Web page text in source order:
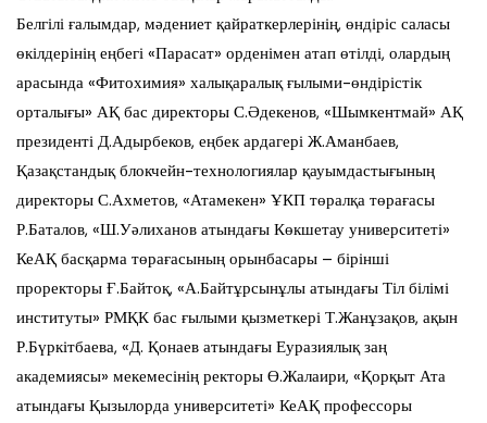
Белгілі ғалымдар, мәдениет қайраткерлерінің, өндіріс саласы
өкілдерінің еңбегі «Парасат» орденімен атап өтілді, олардың
арасында «Фитохимия» халықаралық ғылыми-өндірістік
орталығы» АҚ бас директоры С.Әдекенов, «Шымкентмай» АҚ
президенті Д.Адырбеков, еңбек ардагері Ж.Аманбаев,
Қазақстандық блокчейн-технологиялар қауымдастығының
директоры С.Ахметов, «Атамекен» ҰКП төралқа төрағасы
Р.Баталов, «Ш.Уәлиханов атындағы Көкшетау университеті»
КеАҚ басқарма төрағасының орынбасары – бірінші
проректоры Ғ.Байтоқ, «А.Байтұрсынұлы атындағы Тіл білімі
институты» РМҚК бас ғылыми қызметкері Т.Жанұзақов, ақын
Р.Бүркітбаева, «Д. Қонаев атындағы Еуразиялық заң
академиясы» мекемесінің ректоры Ө.Жалаири, «Қорқыт Ата
атындағы Қызылорда университеті» КеАҚ профессоры